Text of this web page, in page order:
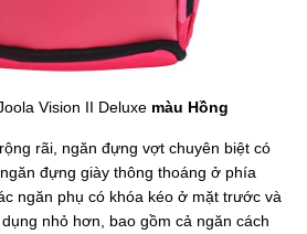
Vision II Deluxe màu Hồng
rãi, ngăn đựng vợt chuyên biệt có
đựng giày thông thoáng ở phía
ngăn phụ có khóa kéo ở mặt trước và
nhỏ hơn, bao gồm cả ngăn cách